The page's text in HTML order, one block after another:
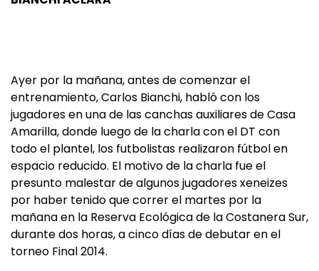
Ayer por la mañana, antes de comenzar el
entrenamiento, Carlos Bianchi, habló con los
jugadores en una de las canchas auxiliares de Casa
Amarilla, donde luego de la charla con el DT con
todo el plantel, los futbolistas realizaron fútbol en
espacio reducido. El motivo de la charla fue el
presunto malestar de algunos jugadores xeneizes
por haber tenido que correr el martes por la
mañana en la Reserva Ecológica de la Costanera Sur,
durante dos horas, a cinco días de debutar en el
torneo Final 2014.